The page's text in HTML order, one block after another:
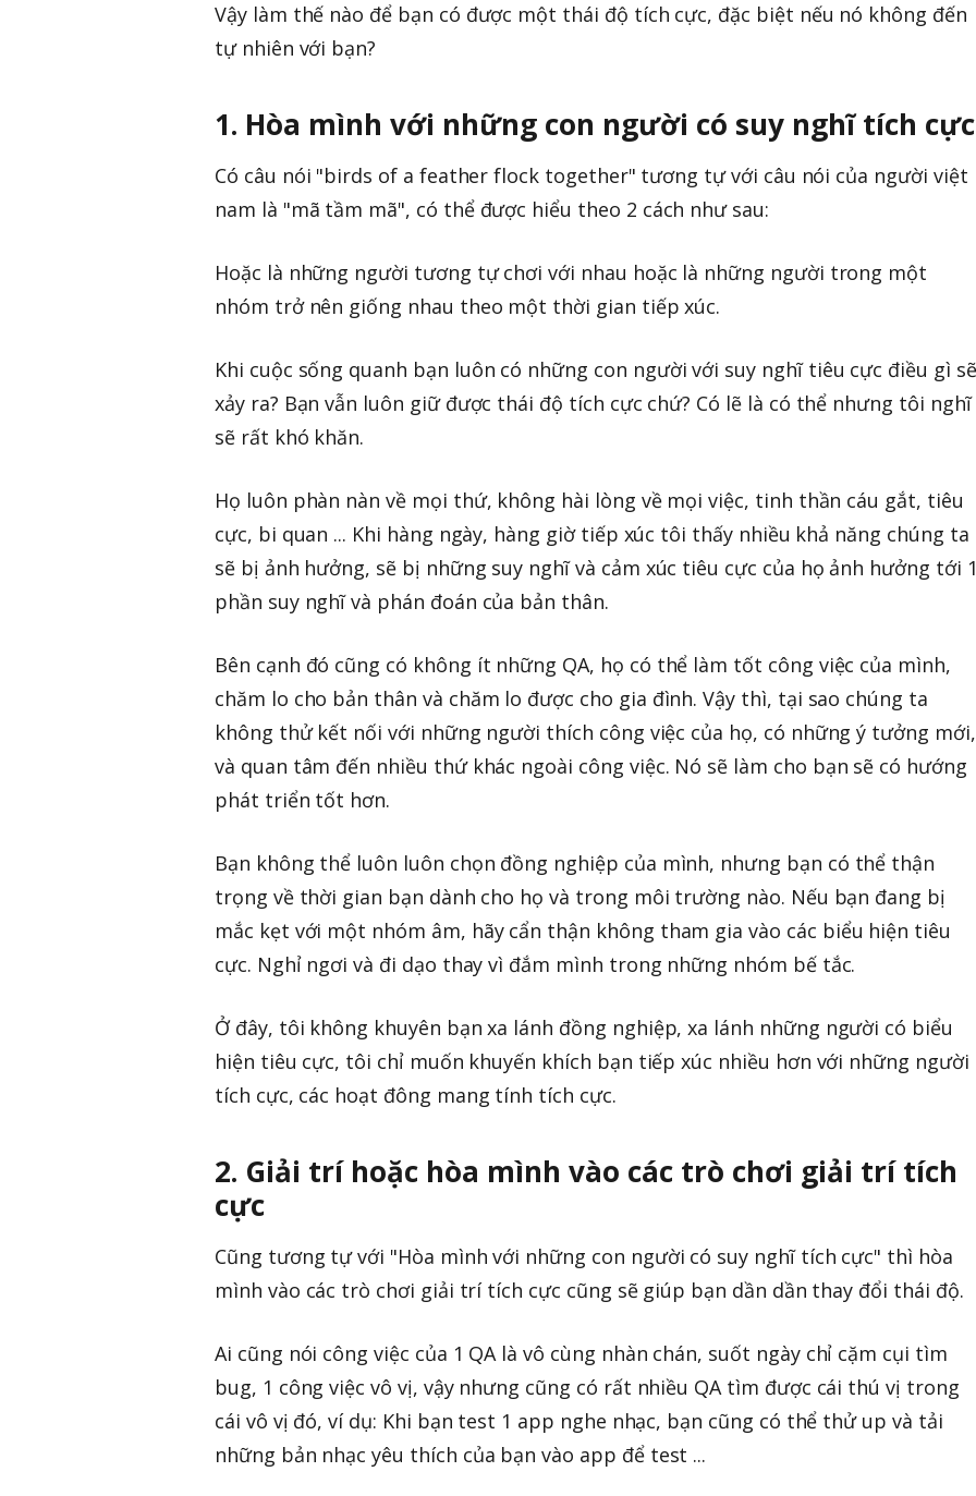
Vậy làm thế nào để bạn có được một thái độ tích cực, đặc biệt nếu nó không đến
tự nhiên với bạn?
1. Hòa mình với những con người có suy nghĩ tích cực
Có câu nói "birds of a feather flock together" tương tự với câu nói của người việt
nam là "mã tầm mã", có thể được hiểu theo 2 cách như sau:
Hoặc là những người tương tự chơi với nhau hoặc là những người trong một
nhóm trở nên giống nhau theo một thời gian tiếp xúc.
Khi cuộc sống quanh bạn luôn có những con người với suy nghĩ tiêu cực điều gì sẽ
xảy ra? Bạn vẫn luôn giữ được thái độ tích cực chứ? Có lẽ là có thể nhưng tôi nghĩ
sẽ rất khó khăn.
Họ luôn phàn nàn về mọi thứ, không hài lòng về mọi việc, tinh thần cáu gắt, tiêu
cực, bi quan ... Khi hàng ngày, hàng giờ tiếp xúc tôi thấy nhiều khả năng chúng ta
sẽ bị ảnh hưởng, sẽ bị những suy nghĩ và cảm xúc tiêu cực của họ ảnh hưởng tới
phần suy nghĩ và phán đoán của bản thân.
Bên cạnh đó cũng có không ít những QA, họ có thể làm tốt công việc của mình,
chăm lo cho bản thân và chăm lo được cho gia đình. Vậy thì, tại sao chúng ta
không thử kết nối với những người thích công việc của họ, có những ý tưởng mới,
và quan tâm đến nhiều thứ khác ngoài công việc. Nó sẽ làm cho bạn sẽ có hướng
phát triển tốt hơn.
Bạn không thể luôn luôn chọn đồng nghiệp của mình, nhưng bạn có thể thận
trọng về thời gian bạn dành cho họ và trong môi trường nào. Nếu bạn đang bị
mắc kẹt với một nhóm âm, hãy cẩn thận không tham gia vào các biểu hiện tiêu
cực. Nghỉ ngơi và đi dạo thay vì đắm mình trong những nhóm bế tắc.
Ở đây, tôi không khuyên bạn xa lánh đồng nghiệp, xa lánh những người có biểu
hiện tiêu cực, tôi chỉ muốn khuyến khích bạn tiếp xúc nhiều hơn với những người
tích cực, các hoạt đông mang tính tích cực.
2. Giải trí hoặc hòa mình vào các trò chơi giải trí tích
cực
Cũng tương tự với "Hòa mình với những con người có suy nghĩ tích cực" thì hòa
mình vào các trò chơi giải trí tích cực cũng sẽ giúp bạn dần dần thay đổi thái độ.
Ai cũng nói công việc của 1 QA là vô cùng nhàn chán, suốt ngày chỉ cặm cụi tìm
bug, 1 công việc vô vị, vậy nhưng cũng có rất nhiều QA tìm được cái thú vị trong
cái vô vị đó, ví dụ: Khi bạn test 1 app nghe nhạc, bạn cũng có thể thử up và tải
những bản nhạc yêu thích của bạn vào app để test ...